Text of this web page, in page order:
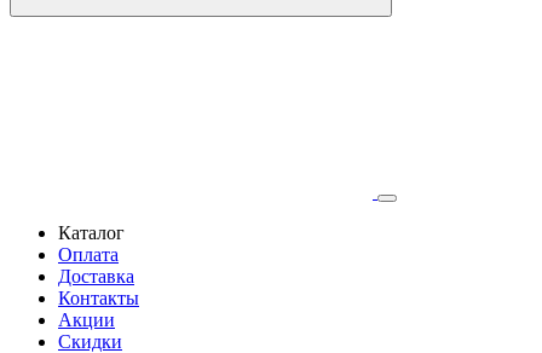
Каталог
Оплата
Доставка
Контакты
Акции
Скидки